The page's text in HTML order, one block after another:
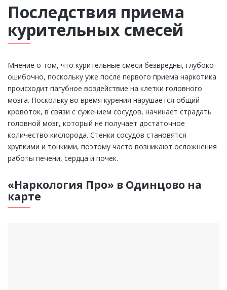
Последствия приема
курительных смесей
Мнение о том, что курительные смеси безвредны, глубоко
ошибочно, поскольку уже после первого приема наркотика
происходит пагубное воздействие на клетки головного
мозга. Поскольку во время курения нарушается общий
кровоток, в связи с сужением сосудов, начинает страдать
головной мозг, который не получает достаточное
количество кислорода. Стенки сосудов становятся
хрупкими и тонкими, поэтому часто возникают осложнения
работы печени, сердца и почек.
«Наркология Про» в Одинцово на
карте